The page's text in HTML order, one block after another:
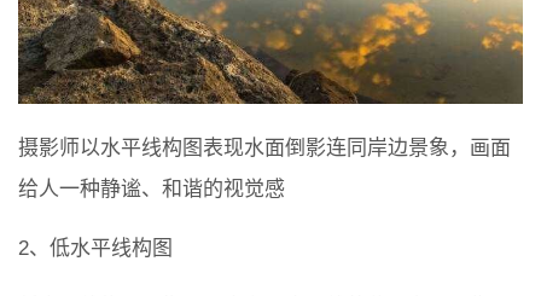
摄影师以水平线构图表现水面倒影连同岸边景象，画面
给人一种静谧、和谐的视觉感
2、低水平线构图